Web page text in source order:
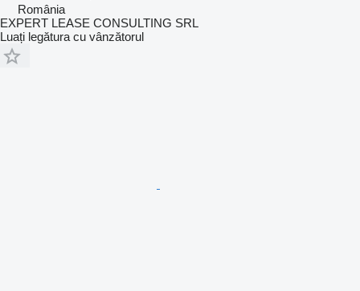
România
EXPERT LEASE CONSULTING SRL
Luați legătura cu vânzătorul